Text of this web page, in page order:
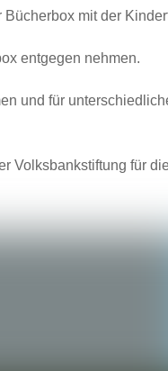
mit der
entgegen nehmen.
und für
Volksbankstiftung für